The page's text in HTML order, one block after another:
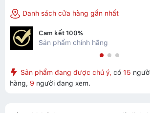
Danh sách cửa hàng gần nhất
Cam kết 100%
Sản phẩm chính hãng
Sản phẩm đang được chú ý, có 15
hàng, 9 người đang xem.